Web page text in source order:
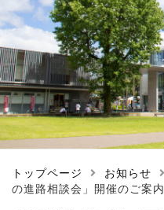
トップページ お知らせ
の進路相談会」開催のご案内